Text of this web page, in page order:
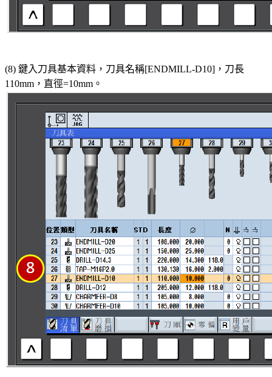
(8) 鍵入刀具基本資料，刀具名稱[ENDMILL-D10]，刀長
110mm，直徑=10mm。